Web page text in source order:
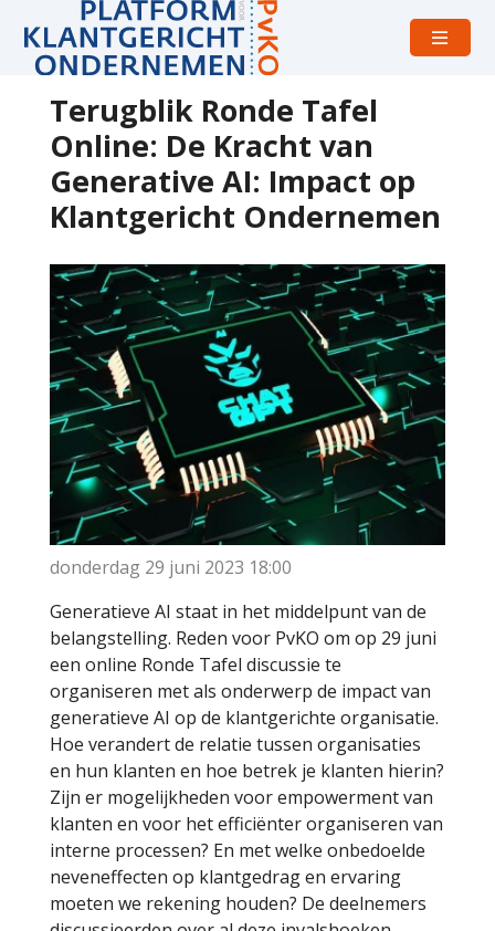
Open
Terugblik Ronde Tafel
Online: De Kracht van
Generative AI: Impact op
Klantgericht Ondernemen
donderdag 29 juni 2023 18:00
Generatieve AI staat in het middelpunt van de
belangstelling. Reden voor PvKO om op 29 juni
een online Ronde Tafel discussie te
organiseren met als onderwerp de impact van
generatieve AI op de klantgerichte organisatie.
Hoe verandert de relatie tussen organisaties
en hun klanten en hoe betrek je klanten hierin?
Zijn er mogelijkheden voor empowerment van
klanten en voor het efficiënter organiseren van
interne processen? En met welke onbedoelde
neveneffecten op klantgedrag en ervaring
moeten we rekening houden? De deelnemers